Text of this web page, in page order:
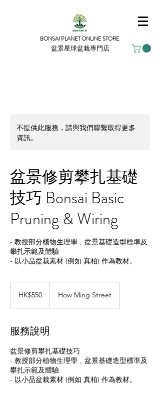
BONSAI PLANET ONLINE STORE
盆景星球盆栽專門店
不提供此服務，請與我們聯繫取得更多
資訊。
盆景修剪攀扎基礎
技巧 Bonsai Basic
Pruning & Wiring
- 教授部分植物生理學﹑盆景基礎造型標準及
攀扎示範及體驗
- 以小品盆栽素材 (例如 真柏) 作為教材。
HK$550 How Ming Street
服務說明
盆景修剪攀扎基礎技巧
- 教授部分植物生理學﹑盆景基礎造型標準及
攀扎示範及體驗
- 以小品盆栽素材 (例如 真柏) 作為教材。